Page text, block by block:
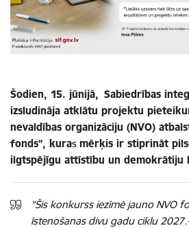
Šodien, 15. jūnijā, Sabiedrības
izsludināja atklātu projektu
nevaldības organizāciju (NVO)
fonds”, kuras mērķis ir stiprināt
ilgtspējīgu attīstību un demokrātiju
"Šis konkurss iezīmē jauno NVO
īstenošanas divu gadu ciklu